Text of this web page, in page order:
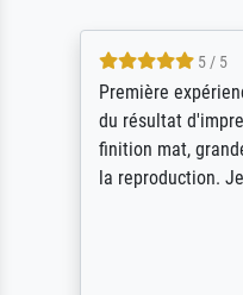
4.5 / 5
ik beoordeel
Door de 69505
scrollen is echter
stoppen begint